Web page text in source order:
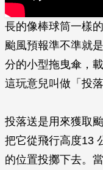
長的像棒球筒一樣
颱風預報準不準就
分的小型拖曳傘，
這玩意兒叫做「投落
投落送是用來獲取
把它從飛行高度13
的位置投擲下去。